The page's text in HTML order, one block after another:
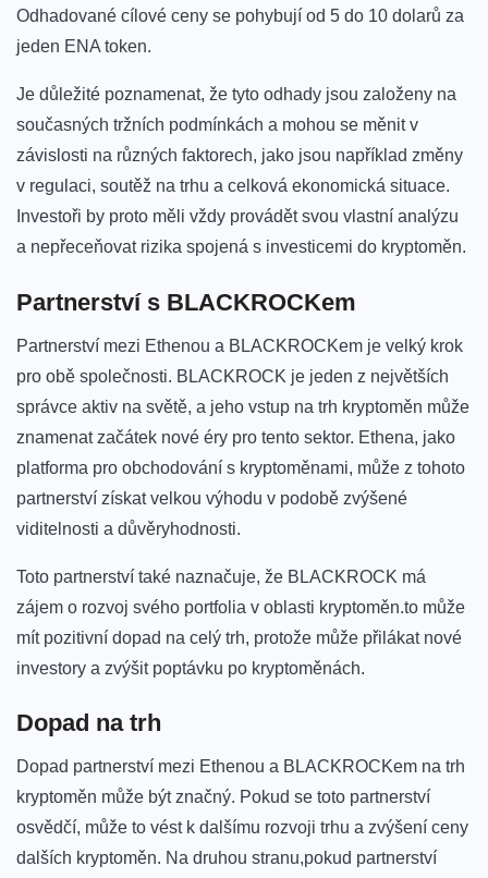
Odhadované‌ cílové ceny se pohybují ⁢od 5 do 10 dolarů za
jeden ENA token.
Je⁣ důležité poznamenat, že tyto ⁣odhady‌ jsou založeny‍ na​
současných tržních podmínkách a mohou se měnit v⁤
závislosti na různých faktorech, jako jsou například změny
v regulaci, soutěž na trhu a celková ekonomická situace.
Investoři by proto měli vždy provádět svou vlastní analýzu
a nepřeceňovat rizika spojená s⁤ investicemi⁢ do kryptoměn.
Partnerství s BLACKROCKem
Partnerství mezi Ethenou ⁢a BLACKROCKem je velký krok⁣
pro obě společnosti. BLACKROCK je ‌jeden z největších
správce aktiv na světě, a‌ jeho vstup na trh kryptoměn může
znamenat začátek nové éry pro ⁣tento​ sektor. Ethena, jako ​
platforma pro⁢ obchodování‌ s kryptoměnami, může z tohoto ​
partnerství získat velkou​ výhodu v podobě zvýšené
viditelnosti ⁣a důvěryhodnosti.
Toto partnerství také ⁤naznačuje, že BLACKROCK ⁤má
zájem⁤ o⁢ rozvoj svého portfolia ⁤v oblasti kryptoměn.to může
mít‍ pozitivní dopad na celý trh, protože může přilákat nové⁣
investory ⁢a⁣ zvýšit poptávku ‍po kryptoměnách.
Dopad na trh
Dopad partnerství mezi Ethenou a BLACKROCKem na trh
kryptoměn může být značný. ⁤Pokud se toto⁢ partnerství
osvědčí, může to vést k⁢ dalšímu rozvoji trhu⁢ a ‌zvýšení ceny
dalších kryptoměn. Na druhou‌ stranu,pokud partnerství